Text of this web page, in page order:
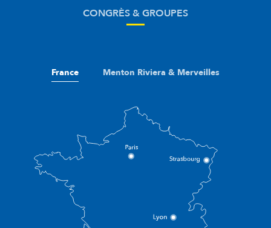
CONGRÈS & GROUPES
France Menton Riviera & Merveilles